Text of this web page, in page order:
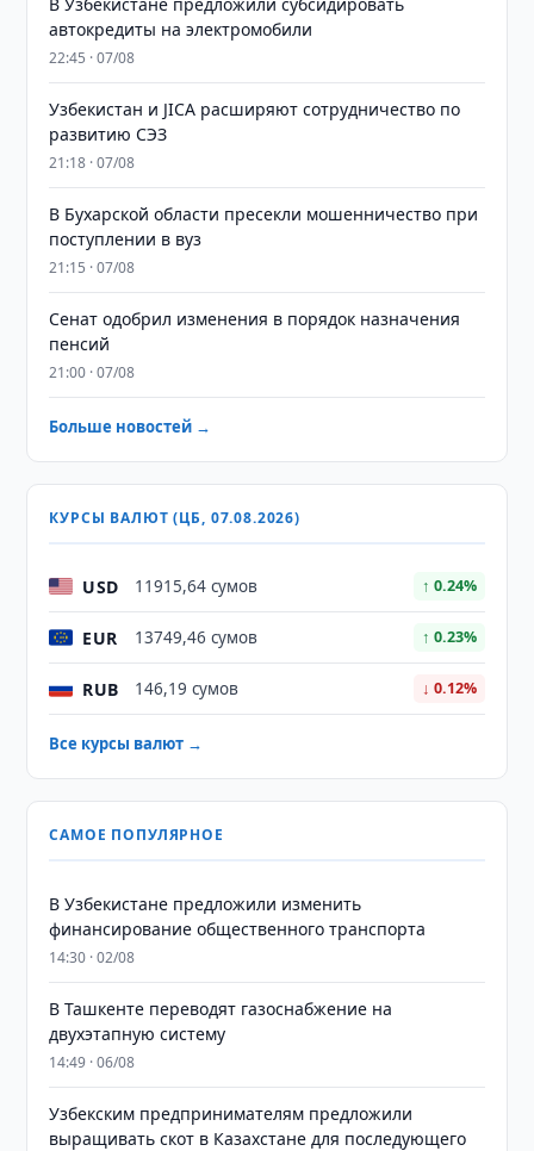
автокредиты на электромобили
22:45 · 07/08
Узбекистан и JICA расширяют сотрудничество по
развитию СЭЗ
21:18 · 07/08
В Бухарской области пресекли мошенничество при
поступлении в вуз
21:15 · 07/08
Сенат одобрил изменения в порядок назначения
пенсий
21:00 · 07/08
Больше новостей →
КУРСЫ ВАЛЮТ (ЦБ, 07.08.2026)
USD 11915,64 сумов ↑ 0.24%
EUR 13749,46 сумов ↑ 0.23%
RUB 146,19 сумов ↓ 0.12%
Все курсы валют →
САМОЕ ПОПУЛЯРНОЕ
В Узбекистане предложили изменить
финансирование общественного транспорта
14:30 · 02/08
В Ташкенте переводят газоснабжение на
двухэтапную систему
14:49 · 06/08
Узбекским предпринимателям предложили
выращивать скот в Казахстане для последующего